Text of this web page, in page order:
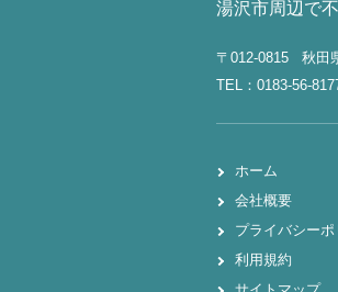
湯沢市周辺で
〒012-0815 秋田
TEL：0183-56-
ホーム
会社概要
プライバシーポ
利用規約